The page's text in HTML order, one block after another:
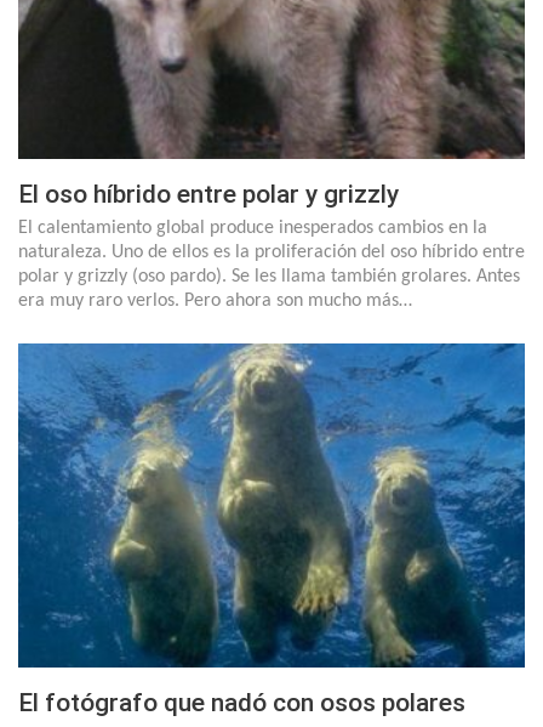
El oso híbrido entre polar y grizzly
El calentamiento global produce inesperados cambios en la
naturaleza. Uno de ellos es la proliferación del oso híbrido entre
polar y grizzly (oso pardo). Se les llama también grolares. Antes
era muy raro verlos. Pero ahora son mucho más…
El fotógrafo que nadó con osos polares